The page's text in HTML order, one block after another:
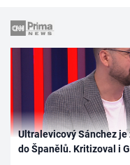
Ultralevicový Sánchez
do Španělů. Kritizoval i